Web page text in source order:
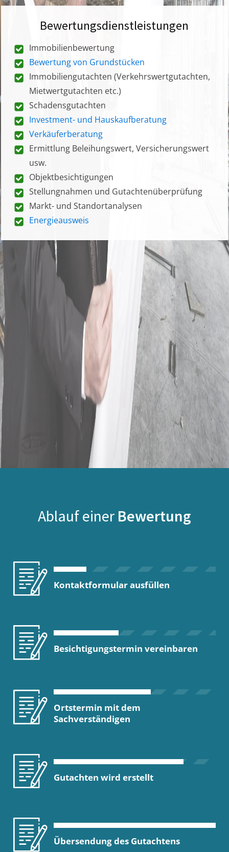
Bewertungsdienstleistungen
Immobilienbewertung
Bewertung von Grundstücken
Immobiliengutachten (Verkehrswertgutachten,
Mietwertgutachten etc.)
Schadensgutachten
Investment- und Hauskaufberatung
Verkäuferberatung
Ermittlung Beleihungswert, Versicherungswert
usw.
Objektbesichtigungen
Stellungnahmen und Gutachtenüberprüfung
Markt- und Standortanalysen
Energieausweis
Ablauf einer Bewertung
Kontaktformular ausfüllen
Besichtigungstermin vereinbaren
Ortstermin mit dem
Sachverständigen
Gutachten wird erstellt
Übersendung des Gutachtens